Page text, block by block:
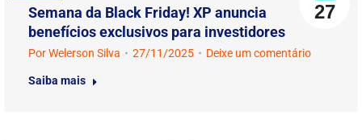
27
Semana da Black Friday! XP anuncia
benefícios exclusivos para investidores
PorWelerson Silva 27/11/2025 Deixe um comentário
Saiba mais